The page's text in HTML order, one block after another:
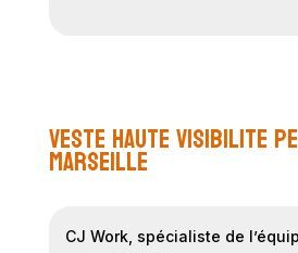
veste haute visibilite
Marseille
CJ Work, spécialiste de